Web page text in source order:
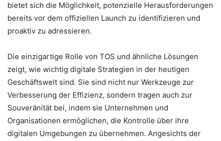
bietet sich die Möglichkeit, potenzielle Herausforderungen
bereits vor dem offiziellen Launch zu identifizieren und
proaktiv zu adressieren.
Die einzigartige Rolle von TOS und ähnliche Lösungen
zeigt, wie wichtig digitale Strategien in der heutigen
Geschäftswelt sind. Sie sind nicht nur Werkzeuge zur
Verbesserung der Effizienz, sondern tragen auch zur
Souveränität bei, indem sie Unternehmen und
Organisationen ermöglichen, die Kontrolle über ihre
digitalen Umgebungen zu übernehmen. Angesichts der